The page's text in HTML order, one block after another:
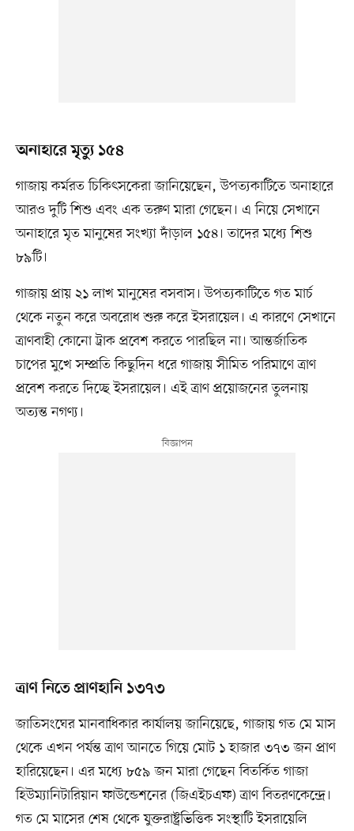
অনাহারে মৃত্যু ১৫৪
গাজায় কর্মরত চিকিৎসকেরা জানিয়েছেন, উপত্যকাটিতে অনাহারে
আরও দুটি শিশু এবং এক তরুণ মারা গেছেন। এ নিয়ে সেখানে
অনাহারে মৃত মানুষের সংখ্যা দাঁড়াল ১৫৪। তাদের মধ্যে শিশু
৮৯টি।
গাজায় প্রায় ২১ লাখ মানুষের বসবাস। উপত্যকাটিতে গত মার্চ
থেকে নতুন করে অবরোধ শুরু করে ইসরায়েল। এ কারণে সেখানে
ত্রাণবাহী কোনো ট্রাক প্রবেশ করতে পারছিল না। আন্তর্জাতিক
চাপের মুখে সম্প্রতি কিছুদিন ধরে গাজায় সীমিত পরিমাণে ত্রাণ
প্রবেশ করতে দিচ্ছে ইসরায়েল। এই ত্রাণ প্রয়োজনের তুলনায়
অত্যন্ত নগণ্য।
ত্রাণ নিতে প্রাণহানি ১৩৭৩
জাতিসংঘের মানবাধিকার কার্যালয় জানিয়েছে, গাজায় গত মে মাস
থেকে এখন পর্যন্ত ত্রাণ আনতে গিয়ে মোট ১ হাজার ৩৭৩ জন প্রাণ
হারিয়েছেন। এর মধ্যে ৮৫৯ জন মারা গেছেন বিতর্কিত গাজা
হিউম্যানিটারিয়ান ফাউন্ডেশনের (জিএইচএফ) ত্রাণ বিতরণকেন্দ্রে।
গত মে মাসের শেষ থেকে যুক্তরাষ্ট্রভিত্তিক সংস্থাটি ইসরায়েলি